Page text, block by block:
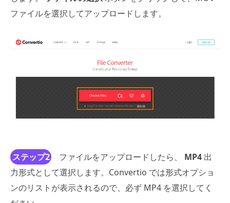
ファイルを選択してアップロードします。
ステップ2 ファイルをアップロードしたら、 MP4 出
力形式として選択します。Convertio では形式オプショ
ンのリストが表示されるので、必ず MP4 を選択してく